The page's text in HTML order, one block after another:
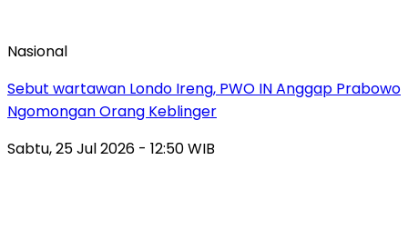
Nasional
Sebut wartawan Londo Ireng, PWO IN Anggap Prabowo
Ngomongan Orang Keblinger
Sabtu, 25 Jul 2026 - 12:50 WIB